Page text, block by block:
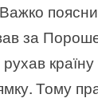
за
країну
Тому